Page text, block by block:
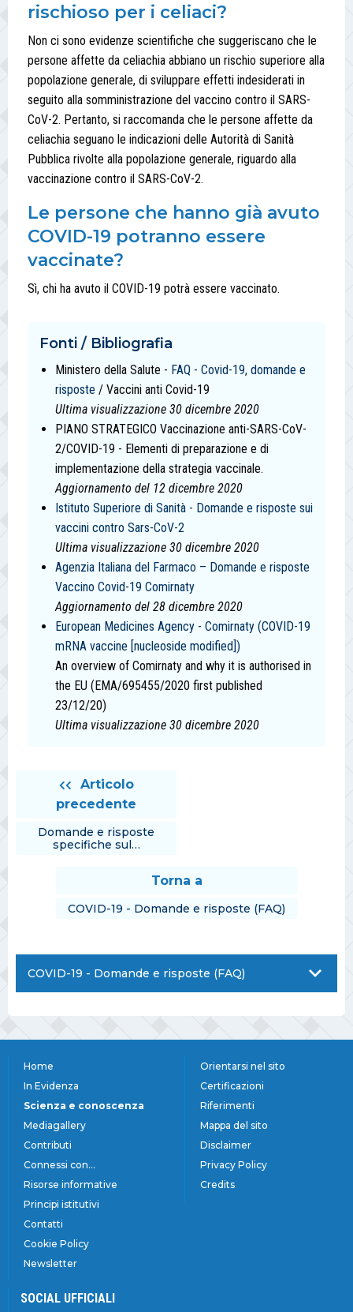
rischioso per i celiaci?
Non ci sono evidenze scientifiche che suggeriscano che le
persone affette da celiachia abbiano un rischio superiore alla
popolazione generale, di sviluppare effetti indesiderati in
seguito alla somministrazione del vaccino contro il SARS-
CoV-2. Pertanto, si raccomanda che le persone affette da
celiachia seguano le indicazioni delle Autorità di Sanità
Pubblica rivolte alla popolazione generale, riguardo alla
vaccinazione contro il SARS-CoV-2.
Le persone che hanno già avuto
COVID-19 potranno essere
vaccinate?
Sì, chi ha avuto il COVID-19 potrà essere vaccinato.
Fonti / Bibliografia
Ministero della Salute - FAQ - Covid-19, domande e
risposte / Vaccini anti Covid-19
Ultima visualizzazione 30 dicembre 2020
PIANO STRATEGICO Vaccinazione anti-SARS-CoV-
2/COVID-19 - Elementi di preparazione e di
implementazione della strategia vaccinale.
Aggiornamento del 12 dicembre 2020
Istituto Superiore di Sanità - Domande e risposte sui
vaccini contro Sars-CoV-2
Ultima visualizzazione 30 dicembre 2020
Agenzia Italiana del Farmaco – Domande e risposte
Vaccino Covid-19 Comirnaty
Aggiornamento del 28 dicembre 2020
European Medicines Agency - Comirnaty (COVID-19
mRNA vaccine [nucleoside modified])
An overview of Comirnaty and why it is authorised in
the EU (EMA/695455/2020 first published
23/12/20)
Ultima visualizzazione 30 dicembre 2020
Articolo
precedente
Domande e risposte
specifiche sul…
Torna a
COVID-19 - Domande e risposte (FAQ)
COVID-19 - Domande e risposte (FAQ)
Home
In Evidenza
Scienza e conoscenza
Mediagallery
Contributi
Connessi con...
Risorse informative
Principi istitutivi
Contatti
Cookie Policy
Newsletter
Orientarsi nel sito
Certificazioni
Riferimenti
Mappa del sito
Disclaimer
Privacy Policy
Credits
SOCIAL UFFICIALI